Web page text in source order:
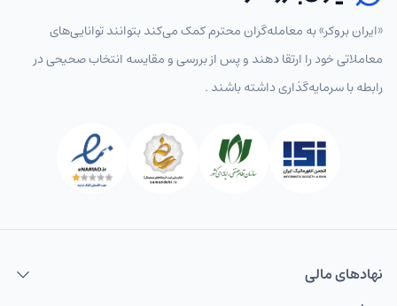
«ایران بروکر» به معامله‌گران محترم کمک می‌کند بتوانند توانایی‌های
معاملاتی خود را ارتقا دهند و پس از بررسی و مقایسه انتخاب‌ صحیحی در
رابطه با سرمایه‌گذاری داشته باشند .
نهاد‌های مالی